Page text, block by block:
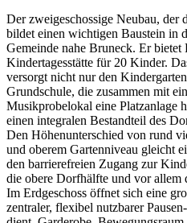
Der zweigeschossige Neubau, der
bildet einen wichtigen Baustein in
Gemeinde nahe Bruneck. Er
Kindertagesstätte für 20 Kinder.
versorgt nicht nur den
Grundschule, die zusammen mit
Musikprobelokal eine Platzanlage
einen integralen Bestandteil des
Den Höhenunterschied von rund
und oberem Gartenniveau gleicht
den barrierefreien Zugang zur
die obere Dorfhälfte und vor allem
Im Erdgeschoss öffnet sich eine
zentraler, flexibel nutzbarer